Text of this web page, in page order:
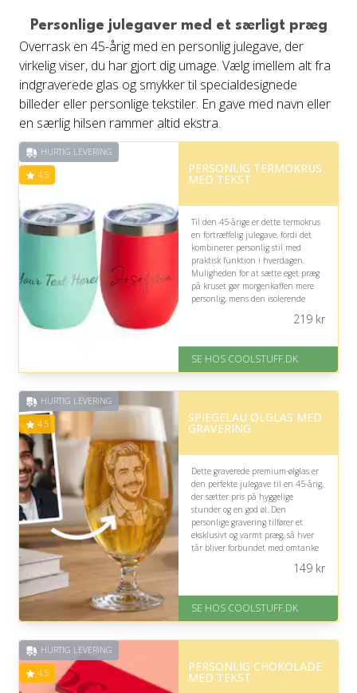
Personlige julegaver med et særligt præg
Overrask en 45-årig med en personlig julegave, der
virkelig viser, du har gjort dig umage. Vælg imellem alt fra
indgraverede glas og smykker til specialdesignede
billeder eller personlige tekstiler. En gave med navn eller
en særlig hilsen rammer altid ekstra.
HURTIG LEVERING
4.5 PERSONLIG TERMOKRUS
MED TEKST
Til den 45-årige er dette termokrus
en fortræffelig julegave, fordi det
kombinerer personlig stil med
praktisk funktion i hverdagen.
Muligheden for at sætte eget præg
på kruset gør morgenkaffen mere
personlig, mens den isolerende
På lager
Levering: Standard leveringstid
Fremragende Trustpilot rating
219kr
SE HOS COOLSTUFF.DK
HURTIG LEVERING
4.5 SPIEGELAU ØLGLAS MED
GRAVERING
Dette graverede premium-ølglas er
den perfekte julegave til en 45-årig,
der sætter pris på hyggelige
stunder og en god øl. Den
personlige gravering tilfører et
eksklusivt og varmt præg, så hver
tår bliver forbundet med omtanke
er 1-3 hverdage.
på 4.5 ud af 5
149kr
SE HOS COOLSTUFF.DK
HURTIG LEVERING
4.5 PERSONLIG CHOKOLADE
MED TEKST